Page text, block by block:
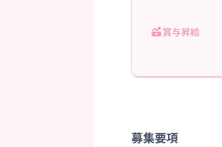
賞与昇給
募集要項